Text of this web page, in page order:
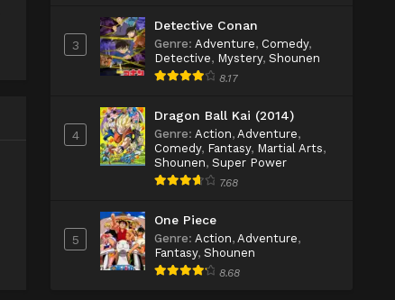
3
Detective Conan
Genre: Adventure, Comedy,
Detective, Mystery, Shounen
8.17
4
Dragon Ball Kai (2014)
Genre: Action, Adventure,
Comedy, Fantasy, Martial Arts,
Shounen, Super Power
7.68
5
One Piece
Genre: Action, Adventure,
Fantasy, Shounen
8.68